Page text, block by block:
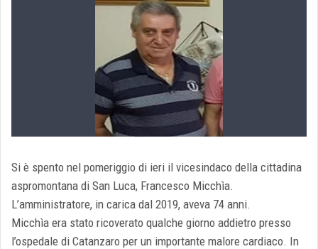
Si è spento nel pomeriggio di ieri il vicesindaco della cittadina
aspromontana di San Luca, Francesco Micchìa.
L’amministratore, in carica dal 2019, aveva 74 anni.
Micchìa era stato ricoverato qualche giorno addietro presso
l’ospedale di Catanzaro per un importante malore cardiaco. In